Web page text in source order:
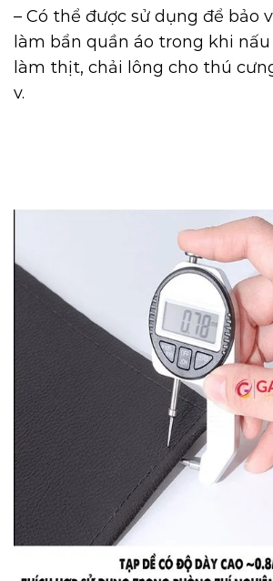
– Có thể được sử dụng để bảo
làm bẩn quần áo trong khi nấu
làm thịt, chải lông cho thú
v.